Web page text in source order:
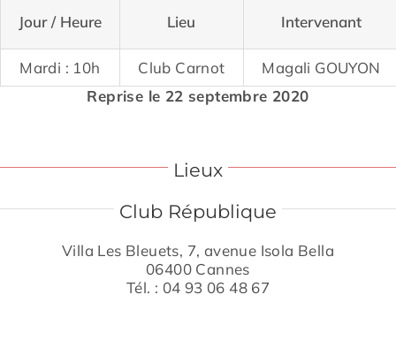
Jour / Heure Lieu Intervenant
Mardi : 10h Club Carnot
Magali GOUYON
Reprise le 22 septembre 2020
Lieux
Club République
Villa Les Bleuets, 7, avenue Isola Bella
06400 Cannes
Tél. : 04 93 06 48 67